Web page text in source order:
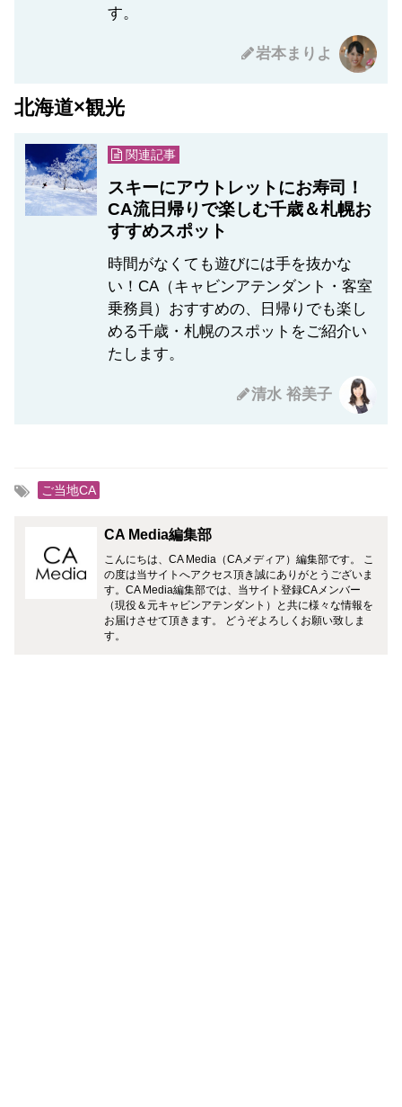
す。
岩本まりよ
北海道×観光
関連記事
スキーにアウトレットにお寿司！
CA流日帰りで楽しむ千歳＆札幌お
すすめスポット
時間がなくても遊びには手を抜かな
い！CA（キャビンアテンダント・客室
乗務員）おすすめの、日帰りでも楽し
める千歳・札幌のスポットをご紹介い
たします。
清水 裕美子
ご当地CA
CA Media編集部
こんにちは、CA Media（CAメディア）編集部です。 こ
の度は当サイトへアクセス頂き誠にありがとうございま
す。CA Media編集部では、当サイト登録CAメンバー
（現役＆元キャビンアテンダント）と共に様々な情報を
お届けさせて頂きます。 どうぞよろしくお願い致しま
す。